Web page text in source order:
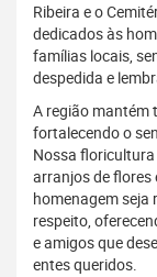
Ribeira e o
dedicados às
famílias locais,
despedida e
A região mantém
fortalecendo o
Nossa
arranjos de flores
homenagem seja
respeito,
e amigos que
entes queridos.